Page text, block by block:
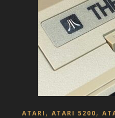
ATARI , ATARI 5200,